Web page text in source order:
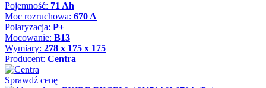
Pojemność: 71 Ah
Moc rozruchowa: 670 A
Polaryzacja: P+
Mocowanie: B13
Wymiary: 278 x 175 x 175
Producent: Centra
Sprawdź cenę